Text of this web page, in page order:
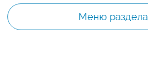
Меню раздела